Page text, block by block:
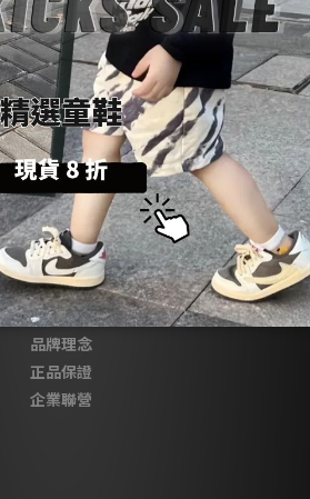
商品描述
SoulKids購物須知與條約】
聯繫官方 @LINE客服】
SoulKids
關於我們
品牌理念
正品保證
企業聯營